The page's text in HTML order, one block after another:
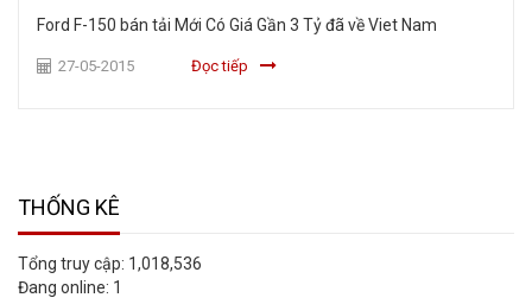
Ford F-150 bán tải Mới Có Giá Gần 3 Tỷ đã về Viet Nam
27-05-2015 Đọc tiếp
THỐNG KÊ
Tổng truy cập: 1,018,536
Đang online: 1